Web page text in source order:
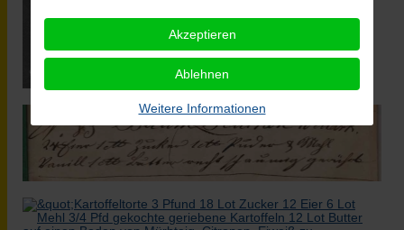
Akzeptieren
Ablehnen
Weitere Informationen